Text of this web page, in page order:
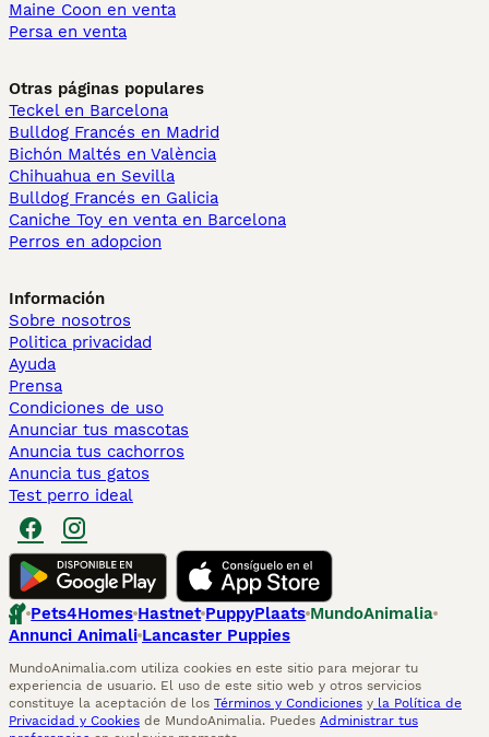
Maine Coon en venta
Persa en venta
Otras páginas populares
Teckel en Barcelona
Bulldog Francés en Madrid
Bichón Maltés en València
Chihuahua en Sevilla
Bulldog Francés en Galicia
Caniche Toy en venta en Barcelona
Perros en adopcion
Información
Sobre nosotros
Politica privacidad
Ayuda
Prensa
Condiciones de uso
Anunciar tus mascotas
Anuncia tus cachorros
Anuncia tus gatos
Test perro ideal
Pets4Homes Hastnet PuppyPlaats MundoAnimalia
Annunci Animali Lancaster Puppies
MundoAnimalia.com utiliza cookies en este sitio para mejorar tu
experiencia de usuario. El uso de este sitio web y otros servicios
constituye la aceptación de los Términos y Condiciones y la Política de
Privacidad y Cookies de MundoAnimalia. Puedes Administrar tus